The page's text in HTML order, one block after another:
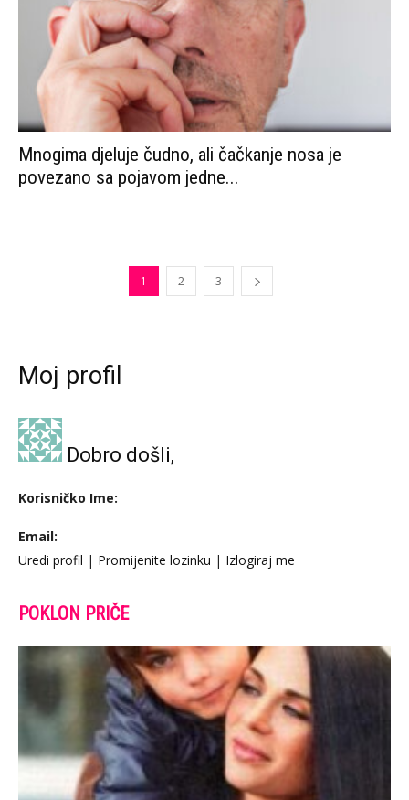
Mnogima djeluje čudno, ali čačkanje nosa je
povezano sa pojavom jedne...
1 2 3
Moj profil
Dobro došli,
Korisničko Ime:
Email:
Uredi profil | Promijenite lozinku | Izlogiraj me
POKLON PRIČE